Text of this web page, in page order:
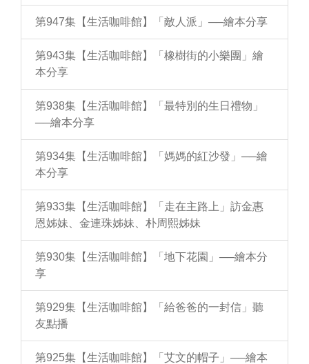
第947集【生活咖啡館】「敵人派」──繪本分享
第943集【生活咖啡館】「橡樹街的小樂團」繪
本分享
第938集【生活咖啡館】「最特別的生日禮物」
──繪本分享
第934集【生活咖啡館】「媽媽的紅沙發」──繪
本分享
第933集【生活咖啡館】「走在主路上」訪金惠
恩姊妹、金連珠姊妹、朴周熙姊妹
第930集【生活咖啡館】「地下花園」──繪本分
享
第929集【生活咖啡館】「給爸爸的一封信」聽
友點播
第925集【生活咖啡館】「艾文的帽子」──繪本